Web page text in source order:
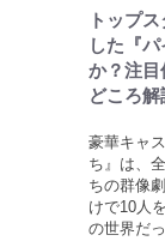
トップ
した『
か？注目
どころ解
豪華キャ
ち』は、
ちの群像
けで10人
の世界だ